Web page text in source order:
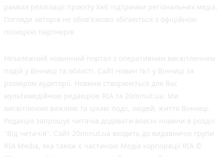
рамках реалізації проєкту Хаб підтримки регіональних медіа.
Погляди авторів не обов'язково збігаються з офіційною
позицією партнерів
Незалежний новинний портал з оперативним висвітленням
подій у Вінниці та області. Сайт новин №1 у Вінниці за
розміром аудиторії. Новини створюються для Вас
мультимедійною редакцією RIA та 20minut.ua. Ми
висвітлюємо важливі та цікаві події, людей, життя Вінниці.
Редакція запрошує читачів додавати власні новини в розділ
"Від читачів". Сайт 20minut.ua входить до видавничої групи
RIA Media, яка також є частиною Медіа корпорації RIA ©